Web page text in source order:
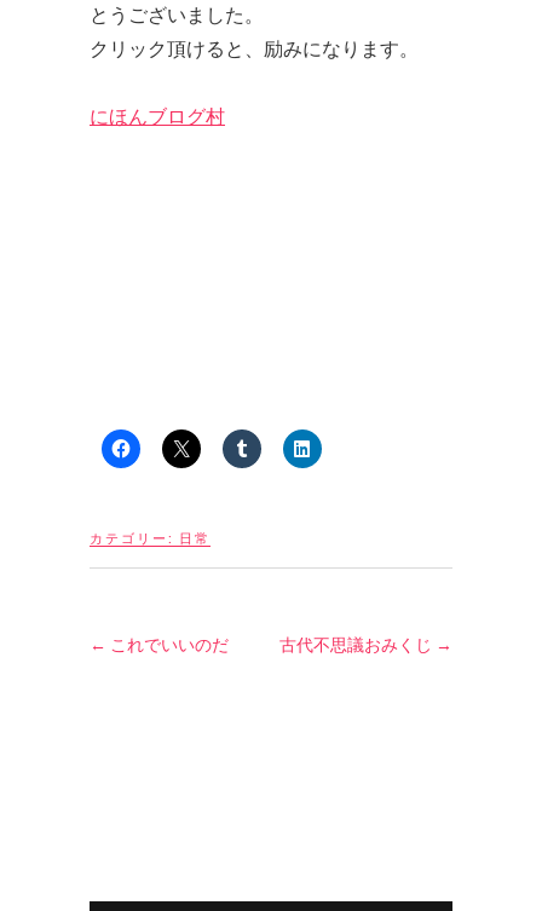
とうございました。
クリック頂けると、励みになります。
にほんブログ村
カテゴリー: 日常
← これでいいのだ 古代不思議おみくじ →